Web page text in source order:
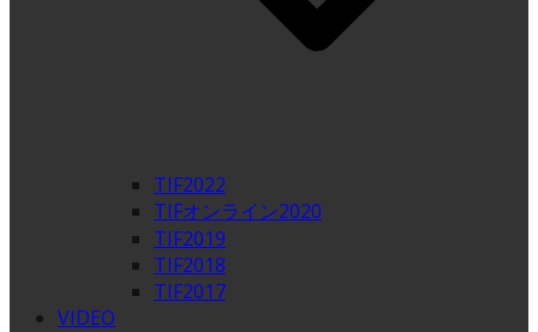
TIF2022
TIFオンライン2020
TIF2019
TIF2018
TIF2017
VIDEO